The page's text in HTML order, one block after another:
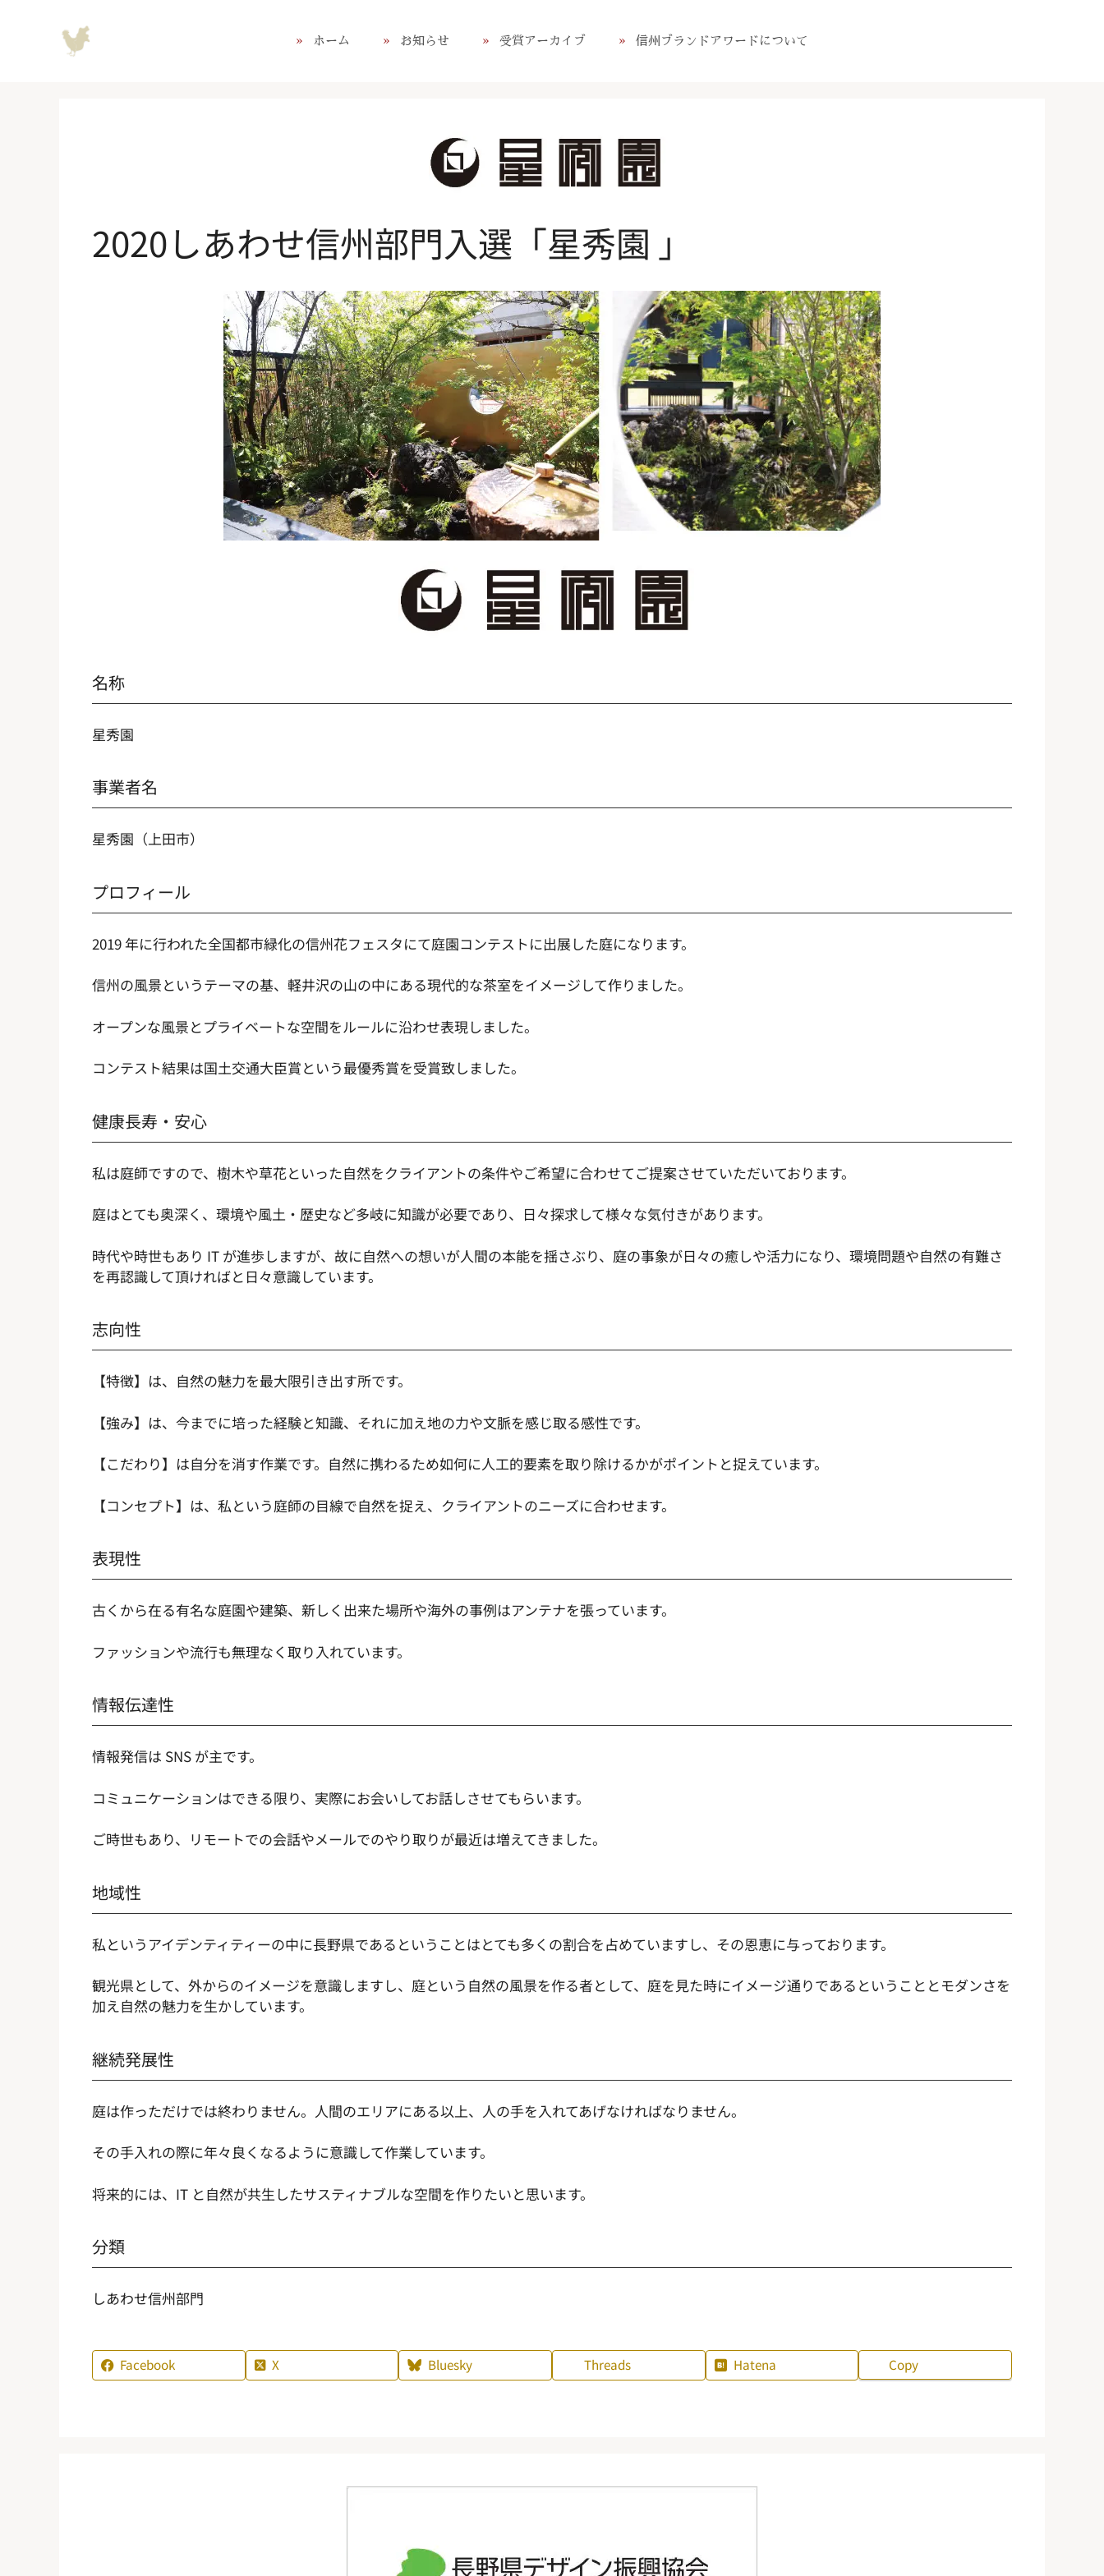
ホーム お知らせ 受賞アーカイブ 信州ブランドアワードについて
2020しあわせ信州部門入選「星秀園 」
名称
星秀園
事業者名
星秀園（上田市）
プロフィール
2019 年に行われた全国都市緑化の信州花フェスタにて庭園コンテストに出展した庭になります。
信州の風景というテーマの基、軽井沢の山の中にある現代的な茶室をイメージして作りました。
オープンな風景とプライベートな空間をルールに沿わせ表現しました。
コンテスト結果は国土交通大臣賞という最優秀賞を受賞致しました。
健康長寿・安心
私は庭師ですので、樹木や草花といった自然をクライアントの条件やご希望に合わせてご提案させていただいております。
庭はとても奥深く、環境や風土・歴史など多岐に知識が必要であり、日々探求して様々な気付きがあります。
時代や時世もあり IT が進歩しますが、故に自然への想いが人間の本能を揺さぶり、庭の事象が日々の癒しや活力になり、環境問題や自然の有難さ
を再認識して頂ければと日々意識しています。
志向性
【特徴】は、自然の魅力を最大限引き出す所です。
【強み】は、今までに培った経験と知識、それに加え地の力や文脈を感じ取る感性です。
【こだわり】は自分を消す作業です。自然に携わるため如何に人工的要素を取り除けるかがポイントと捉えています。
【コンセプト】は、私という庭師の目線で自然を捉え、クライアントのニーズに合わせます。
表現性
古くから在る有名な庭園や建築、新しく出来た場所や海外の事例はアンテナを張っています。
ファッションや流行も無理なく取り入れています。
情報伝達性
情報発信は SNS が主です。
コミュニケーションはできる限り、実際にお会いしてお話しさせてもらいます。
ご時世もあり、リモートでの会話やメールでのやり取りが最近は増えてきました。
地域性
私というアイデンティティーの中に長野県であるということはとても多くの割合を占めていますし、その恩恵に与っております。
観光県として、外からのイメージを意識しますし、庭という自然の風景を作る者として、庭を見た時にイメージ通りであるということとモダンさを
加え自然の魅力を生かしています。
継続発展性
庭は作っただけでは終わりません。人間のエリアにある以上、人の手を入れてあげなければなりません。
その手入れの際に年々良くなるように意識して作業しています。
将来的には、IT と自然が共生したサスティナブルな空間を作りたいと思います。
分類
しあわせ信州部門
Facebook X Bluesky Threads Hatena Copy